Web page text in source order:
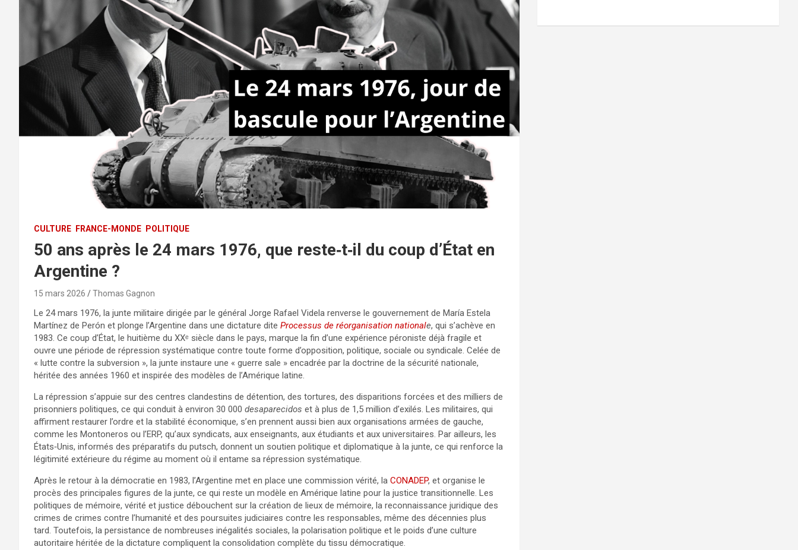
CULTURE FRANCE-MONDE POLITIQUE
50 ans après le 24 mars 1976, que reste‑t‑il du coup d’État en
Argentine ?
15 mars 2026 Thomas Gagnon
Le 24 mars 1976, la junte militaire dirigée par le général Jorge Rafael Videla renverse le gouvernement de María Estela
Martínez de Perón et plonge l’Argentine dans une dictature dite Processus de réorganisation nationale, qui s’achève en
1983. Ce coup d’État, le huitième du XXᵉ siècle dans le pays, marque la fin d’une expérience péroniste déjà fragile et
ouvre une période de répression systématique contre toute forme d’opposition, politique, sociale ou syndicale. Celée de
« lutte contre la subversion », la junte instaure une « guerre sale » encadrée par la doctrine de la sécurité nationale,
héritée des années 1960 et inspirée des modèles de l’Amérique latine.
La répression s’appuie sur des centres clandestins de détention, des tortures, des disparitions forcées et des milliers de
prisonniers politiques, ce qui conduit à environ 30 000 desaparecidos et à plus de 1,5 million d’exilés. Les militaires, qui
affirment restaurer l’ordre et la stabilité économique, s’en prennent aussi bien aux organisations armées de gauche,
comme les Montoneros ou l’ERP, qu’aux syndicats, aux enseignants, aux étudiants et aux universitaires. Par ailleurs, les
États‑Unis, informés des préparatifs du putsch, donnent un soutien politique et diplomatique à la junte, ce qui renforce la
légitimité extérieure du régime au moment où il entame sa répression systématique.
Après le retour à la démocratie en 1983, l’Argentine met en place une commission vérité, la CONADEP, et organise le
procès des principales figures de la junte, ce qui reste un modèle en Amérique latine pour la justice transitionnelle. Les
politiques de mémoire, vérité et justice débouchent sur la création de lieux de mémoire, la reconnaissance juridique des
crimes de crimes contre l’humanité et des poursuites judiciaires contre les responsables, même des décennies plus
tard. Toutefois, la persistance de nombreuses inégalités sociales, la polarisation politique et le poids d’une culture
autoritaire héritée de la dictature compliquent la consolidation complète du tissu démocratique.